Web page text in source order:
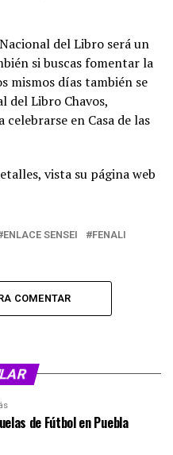
del Libro será un
si buscas fomentar la
mismos días también se
del Libro Chavos,
celebrarse en Casa de las
vista su página web
ENLACE SENSEI
FENALI
COMENTAR
de Fútbol en Puebla